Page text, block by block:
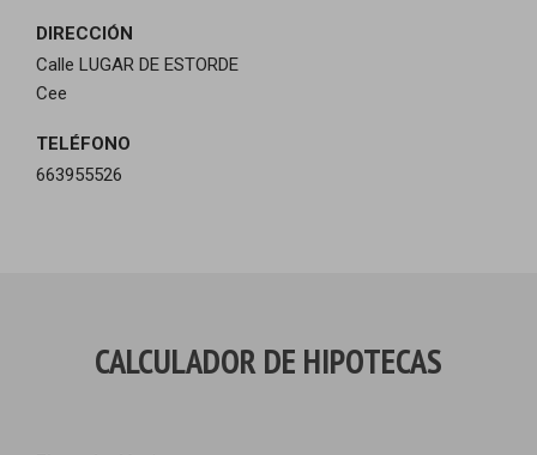
DIRECCIÓN
Calle LUGAR DE ESTORDE
Cee
TELÉFONO
663955526
CALCULADOR DE HIPOTECAS